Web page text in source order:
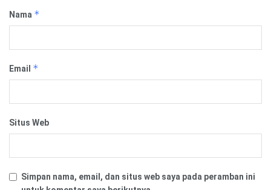
Nama *
Email *
Situs Web
Simpan nama, email, dan situs web saya pada peramban ini